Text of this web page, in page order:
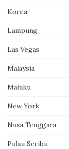
Korea
Lampung
Las Vegas
Malaysia
Maluku
New York
Nusa Tenggara
Pulau Seribu